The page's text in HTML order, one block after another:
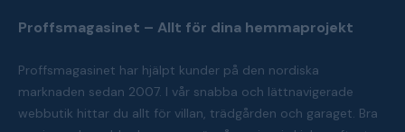
Proffsmagasinet – Allt för dina hemmaprojekt
Proffsmagasinet har hjälpt kunder på den nordiska
marknaden sedan 2007. I vår snabba och lättnavigerade
webbutik hittar du allt för villan, trädgården och garaget. Bra